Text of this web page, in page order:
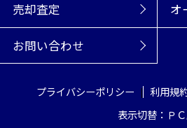
売却査定 オ
お問い合わせ
プライバシーポリシー 利用規
表示切替：Ｐ